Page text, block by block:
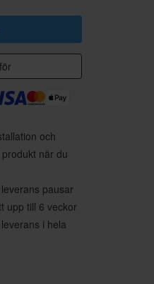
och
när du
pausar
upp till 6 veckor
i hela